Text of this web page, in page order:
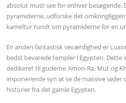
absolut must-see for enhver besøgende.
pyramiderne, udforske det
kameltur rundt om pyramiderne for en
En anden fantastisk seværdighed er
bedst bevarede templer i Egypten.
dedikeret til guderne Amon-Ra, Mut og
imponerende syn at se de massive
historier fra det gamle Egypten.